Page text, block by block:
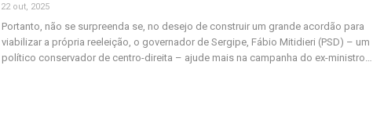
22 out, 2025
Portanto, não se surpreenda se, no desejo de construir um grande acordão para
viabilizar a própria reeleição, o governador de Sergipe, Fábio Mitidieri (PSD) – um
político conservador de centro-direita – ajude mais na campanha do ex-ministro…